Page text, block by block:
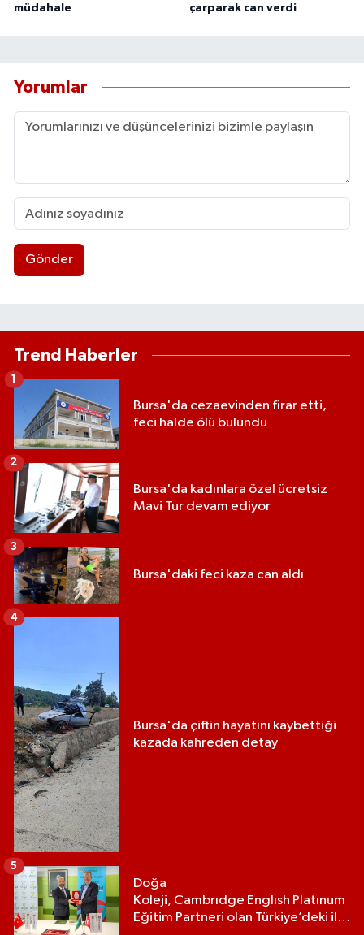
müdahale
çarparak can verdi
Yorumlar
Gönder
Trend Haberler
Bursa'da cezaevinden firar etti,
feci halde ölü bulundu
1
Bursa'da kadınlara özel ücretsiz
Mavi Tur devam ediyor
2
Bursa'daki feci kaza can aldı
3
Bursa'da çiftin hayatını kaybettiği
kazada kahreden detay
4
Doğa
Koleji, Cambrıdge Englısh Platınum
Eğitim Partneri olan Türkiye’deki ilk
5